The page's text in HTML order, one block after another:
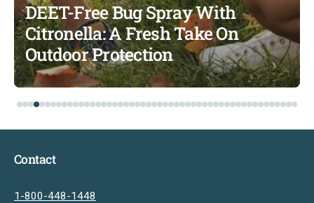
DEET-Free Bug Spray With
Citronella: A Fresh Take On
Outdoor Protection
Contact
1-800-448-1448